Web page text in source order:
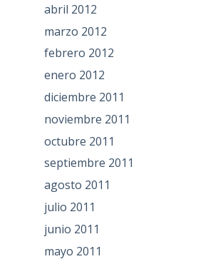
abril 2012
marzo 2012
febrero 2012
enero 2012
diciembre 2011
noviembre 2011
octubre 2011
septiembre 2011
agosto 2011
julio 2011
junio 2011
mayo 2011